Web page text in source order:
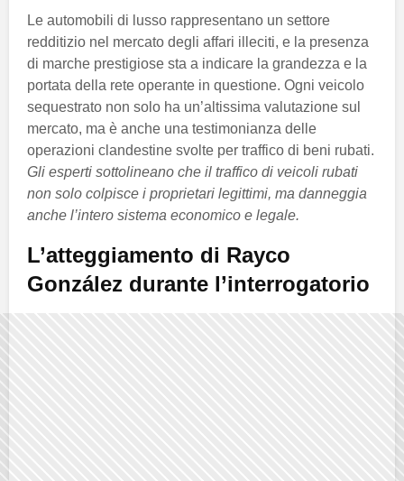
Le automobili di lusso rappresentano un settore
redditizio nel mercato degli affari illeciti, e la presenza
di marche prestigiose sta a indicare la grandezza e la
portata della rete operante in questione. Ogni veicolo
sequestrato non solo ha un’altissima valutazione sul
mercato, ma è anche una testimonianza delle
operazioni clandestine svolte per traffico di beni rubati.
Gli esperti sottolineano che il traffico di veicoli rubati
non solo colpisce i proprietari legittimi, ma danneggia
anche l’intero sistema economico e legale.
L’atteggiamento di Rayco
González durante l’interrogatorio